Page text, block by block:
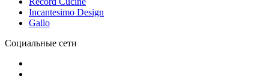
Incantesimo Design
Gallo
Социальные сети